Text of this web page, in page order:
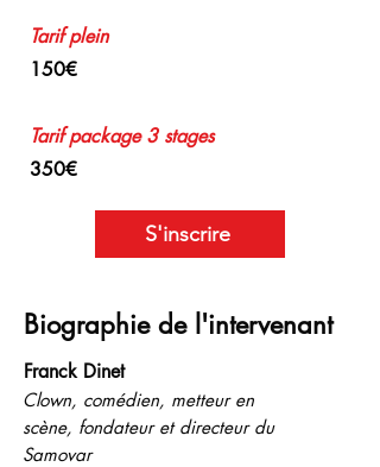
Tarif plein
150€
Tarif package 3 stages
350€
S'inscrire
Biographie de l'intervenant
Franck Dinet
Clown, comédien, metteur en
scène, fondateur et directeur du
Samovar